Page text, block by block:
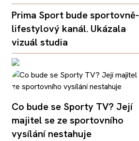
Prima Sport bude sportovně-
lifestylový kanál. Ukázala
vizuál studia
Co bude se Sporty TV? Její
majitel se ze sportovního
vysílání nestahuje